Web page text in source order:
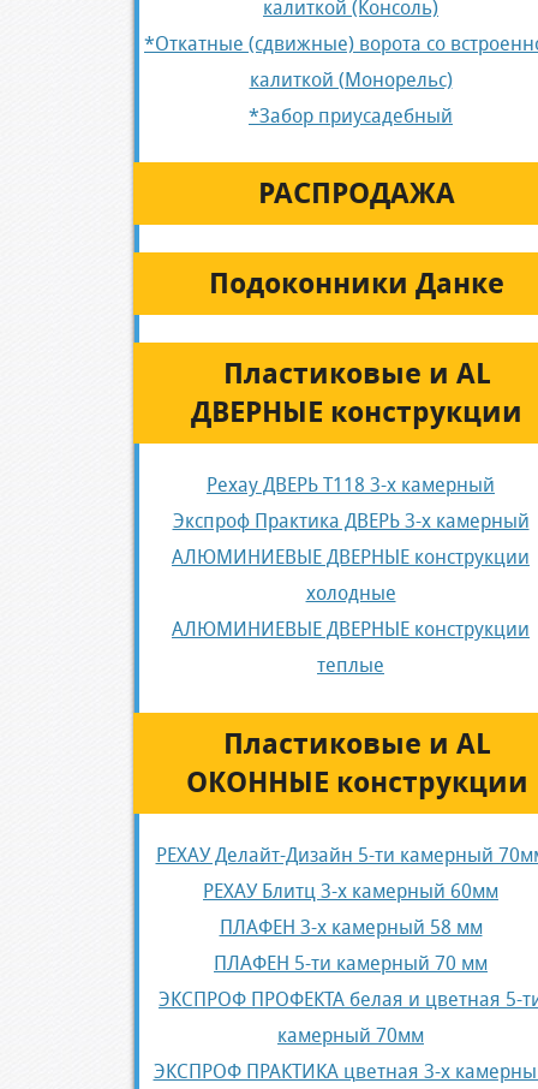
калиткой (Консоль)
*Откатные (сдвижные) ворота со
калиткой (Монорельс)
*Забор приусадебный
РАСПРОДАЖА
Подоконники Данке
Пластиковые и AL
ДВЕРНЫЕ конструкции
Рехау ДВЕРЬ Т118 3-х камерный
Экспроф Практика ДВЕРЬ 3-х камерный
АЛЮМИНИЕВЫЕ ДВЕРНЫЕ конструкции
холодные
АЛЮМИНИЕВЫЕ ДВЕРНЫЕ конструкции
теплые
Пластиковые и AL
ОКОННЫЕ конструкции
РЕХАУ Делайт-Дизайн 5-ти камерный
РЕХАУ Блитц 3-х камерный 60мм
ПЛАФЕН 3-х камерный 58 мм
ПЛАФЕН 5-ти камерный 70 мм
ЭКСПРОФ ПРОФЕКТА белая и цветная 5-
камерный 70мм
ЭКСПРОФ ПРАКТИКА цветная 3-х